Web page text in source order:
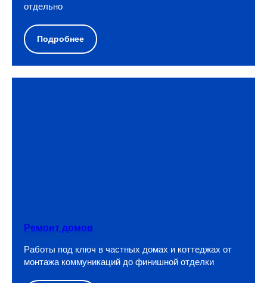
отдельно
Подробнее
Ремонт домов
Работы под ключ в частных домах и коттеджах от
монтажа коммуникаций до финишной отделки